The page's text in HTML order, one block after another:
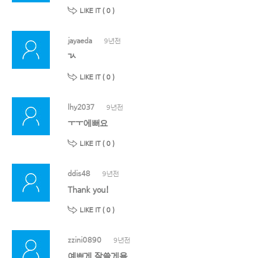
LIKE IT ( 0 )
jayaeda 9년전
ㄳ
LIKE IT ( 0 )
lhy2037 9년전
ㅜㅜ에뻐요
LIKE IT ( 0 )
ddis48 9년전
Thank you!
LIKE IT ( 0 )
zzini0890 9년전